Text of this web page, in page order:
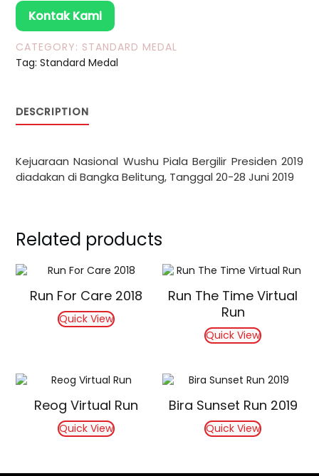
Kontak Kami
CATEGORY: STANDARD MEDAL
Tag: Standard Medal
DESCRIPTION
Kejuaraan Nasional Wushu Piala Bergilir Presiden 2019
diadakan di Bangka Belitung, Tanggal 20-28 Juni 2019
Related products
Run For Care 2018
Quick View
Run The Time Virtual
Run
Quick View
Reog Virtual Run
Quick View
Bira Sunset Run 2019
Quick View